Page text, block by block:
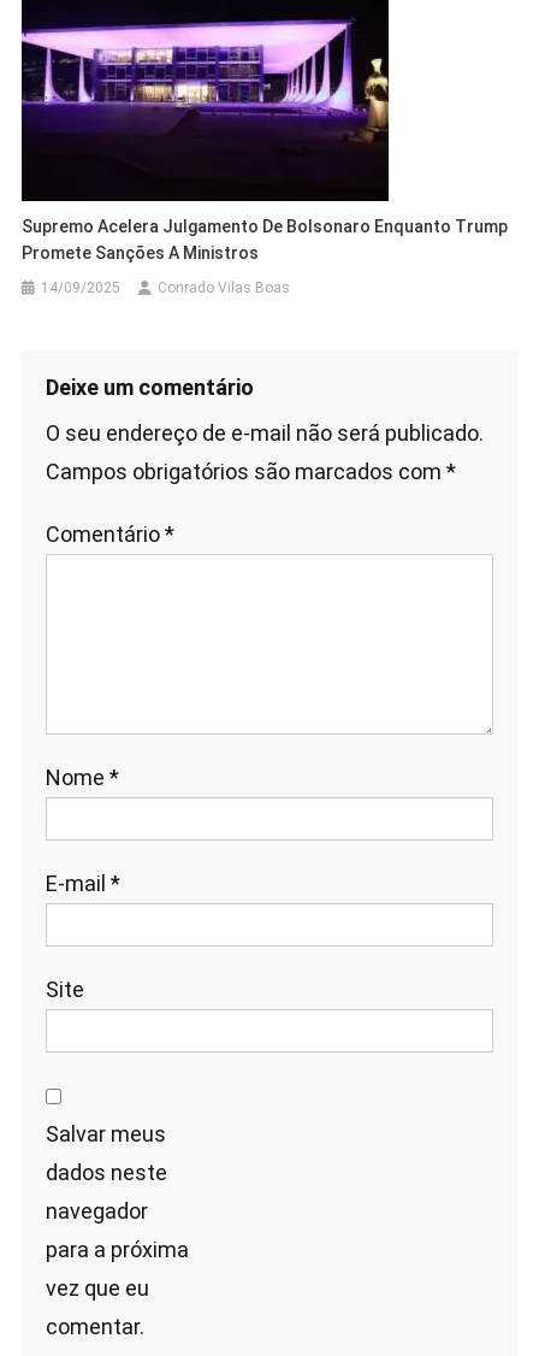
Supremo Acelera Julgamento De Bolsonaro Enquanto Trump
Promete Sanções A Ministros
14/09/2025 Conrado Vilas Boas
Deixe um comentário
O seu endereço de e-mail não será publicado.
Campos obrigatórios são marcados com *
Comentário*
Nome *
E-mail *
Site
Salvar meus
dados neste
navegador
para a próxima
vez que eu
comentar.